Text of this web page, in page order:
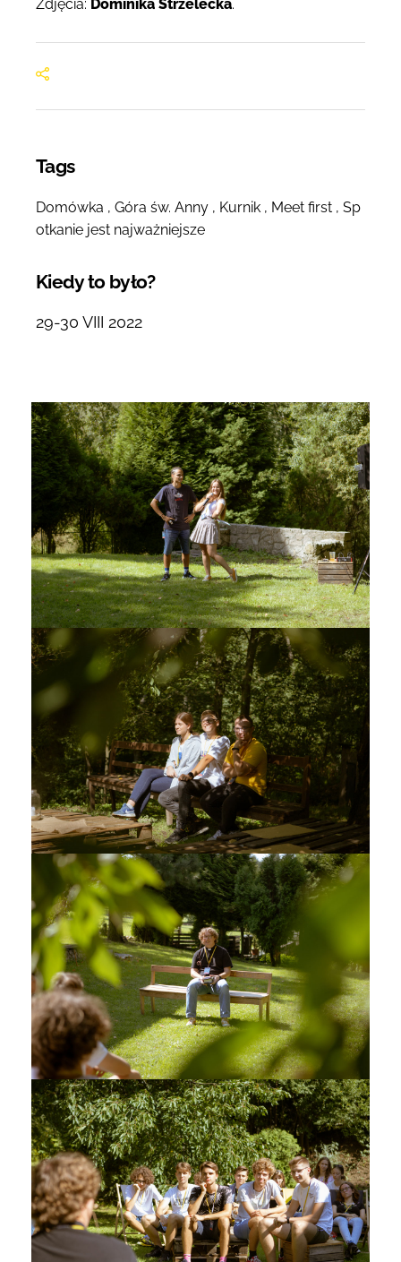
Zdjęcia: Dominika Strzelecka.
Tags
Domówka Góra św. Anny Kurnik Meet first
Sp
otkanie jest najważniejsze
Kiedy to było?
29-30 VIII 2022